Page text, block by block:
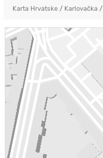
Karta Hrvatske/ Karlovačka/